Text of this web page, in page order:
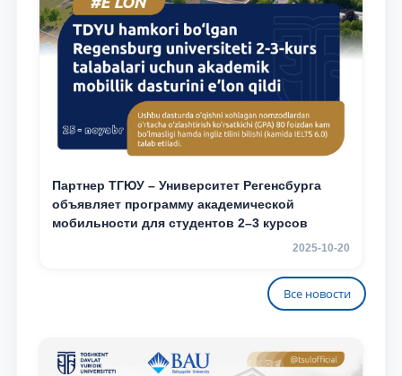
Партнер ТГЮУ – Университет Регенсбурга
объявляет программу академической
мобильности для студентов 2–3 курсов
2025-10-20
Все новости